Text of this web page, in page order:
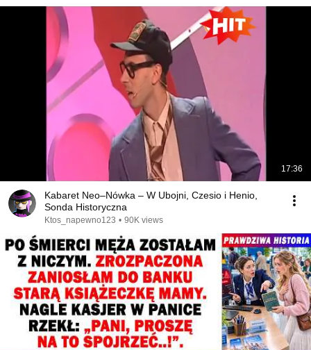
17:36
Kabaret Neo–Nówka – W Ubojni, Czesio i Henio,
Sonda Historyczna
Ktos_napewno123 • 90K views